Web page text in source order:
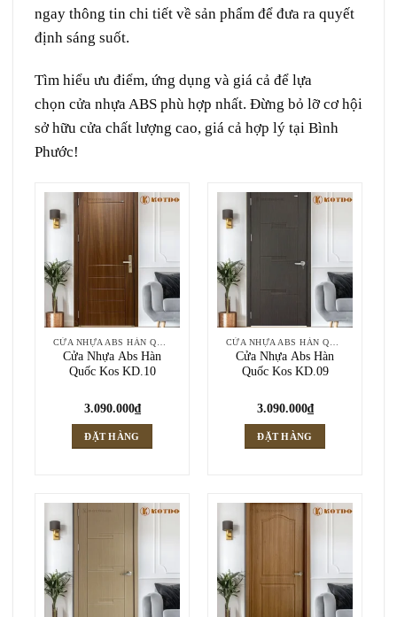
ngay thông tin chi tiết về sản phẩm để đưa ra quyết
định sáng suốt.
Tìm hiểu ưu điểm, ứng dụng và giá cả để lựa
chọn cửa nhựa ABS phù hợp nhất. Đừng bỏ lỡ cơ hội
sở hữu cửa chất lượng cao, giá cả hợp lý tại Bình
Phước!
Cửa Nhựa Abs Hàn
Quốc Kos KD.10
3.090.000₫
ĐẶT HÀNG
Cửa Nhựa Abs Hàn
Quốc Kos KD.09
3.090.000₫
ĐẶT HÀNG